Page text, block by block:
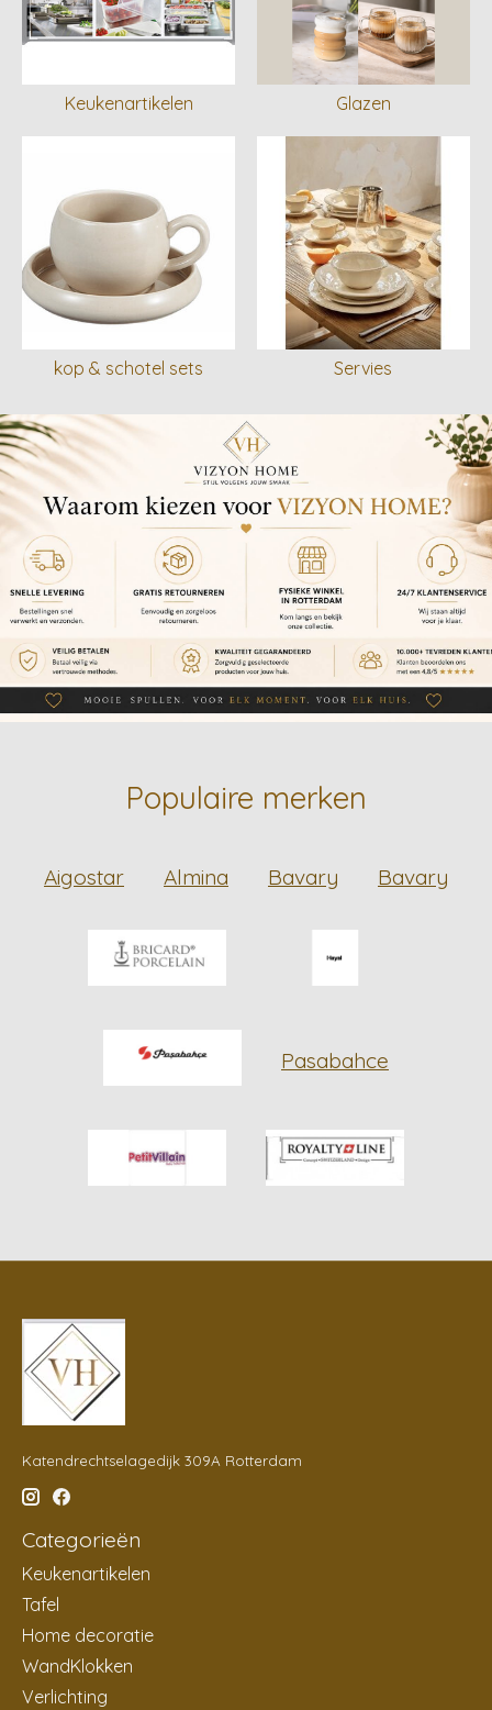
Keukenartikelen Glazen
kop & schotel sets Servies
Populaire merken
Aigostar Almina Bavary Bavary
Pasabahce
Katendrechtselagedijk 309A Rotterdam
Categorieën
Keukenartikelen
Tafel
Home decoratie
WandKlokken
Verlichting